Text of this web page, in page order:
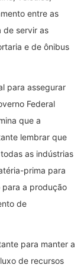
entre as
de servir as
e de ônibus
para assegurar
Federal
que a
lembrar que
as indústrias
prima para
para a produção
de
para manter a
de recursos